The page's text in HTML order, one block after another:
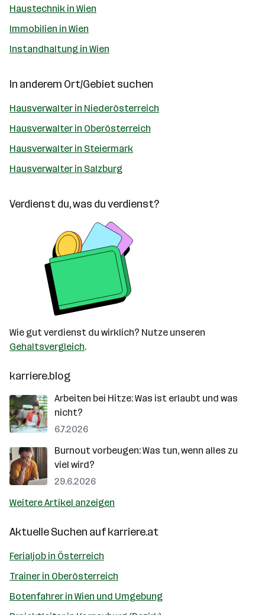
Haustechnik in Wien
Immobilien in Wien
Instandhaltung in Wien
In anderem Ort/Gebiet suchen
Hausverwalter in Niederösterreich
Hausverwalter in Oberösterreich
Hausverwalter in Steiermark
Hausverwalter in Salzburg
Verdienst du, was du verdienst?
Wie gut verdienst du wirklich? Nutze unseren
Gehaltsvergleich.
karriere.blog
Arbeiten bei Hitze: Was ist erlaubt und was
nicht?
6.7.2026
Burnout vorbeugen: Was tun, wenn alles zu
viel wird?
29.6.2026
Weitere Artikel anzeigen
Aktuelle Suchen aufkarriere.at
Ferialjob in Österreich
Trainer in Oberösterreich
Botenfahrer in Wien und Umgebung